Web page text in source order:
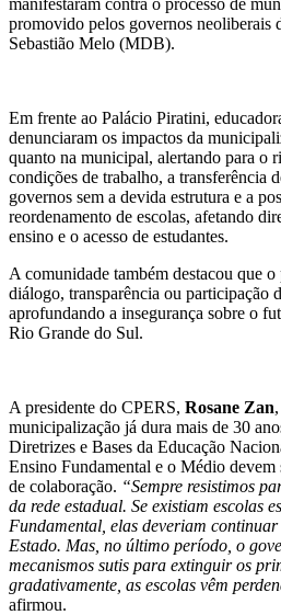
promovido pelos governos neoliberais
Sebastião Melo (MDB).
Em frente ao Palácio Piratini,
denunciaram os impactos da
quanto na municipal, alertando para o
condições de trabalho, a transferência
governos sem a devida estrutura e a
reordenamento de escolas, afetando
ensino e o acesso de estudantes.
A comunidade também destacou que
diálogo, transparência ou participação
aprofundando a insegurança sobre o
Rio Grande do Sul.
A presidente do CPERS, Rosane Zan
municipalização já dura mais de 30
Diretrizes e Bases da Educação
Ensino Fundamental e o Médio devem
de colaboração. “Sempre resistimos
da rede estadual. Se existiam escolas
Fundamental, elas deveriam
Estado. Mas, no último período, o
mecanismos sutis para extinguir os
gradativamente, as escolas vêm
afirmou.